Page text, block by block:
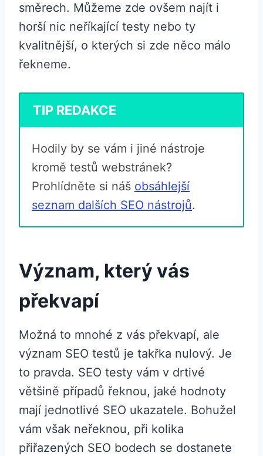
směrech. Můžeme zde ovšem najít i
horší nic neříkající testy nebo ty
kvalitnější, o kterých si zde něco málo
řekneme.
TIP REDAKCE
Hodily by se vám i jiné nástroje
kromě testů webstránek?
Prohlídněte si náš obsáhlejší
seznam dalších SEO nástrojů.
Význam, který vás
překvapí
Možná to mnohé z vás překvapí, ale
význam SEO testů je takřka nulový. Je
to pravda. SEO testy vám v drtivé
většině případů řeknou, jaké hodnoty
mají jednotlivé SEO ukazatele. Bohužel
vám však neřeknou, při kolika
přiřazených SEO bodech se dostanete